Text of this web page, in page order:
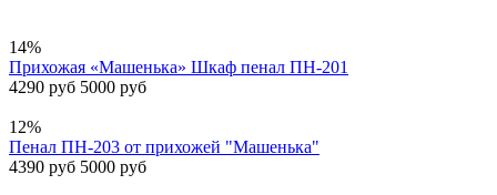
14%
Прихожая «Машенька» Шкаф пенал ПН-201
4290 руб 5000 руб
12%
Пенал ПН-203 от прихожей "Машенька"
4390 руб 5000 руб